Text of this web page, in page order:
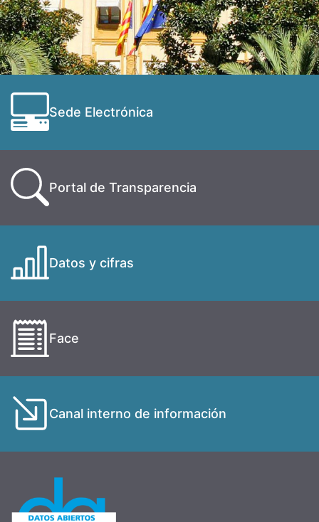
Sede Electrónica
Portal de Transparencia
Datos y cifras
Face
Canal interno de información